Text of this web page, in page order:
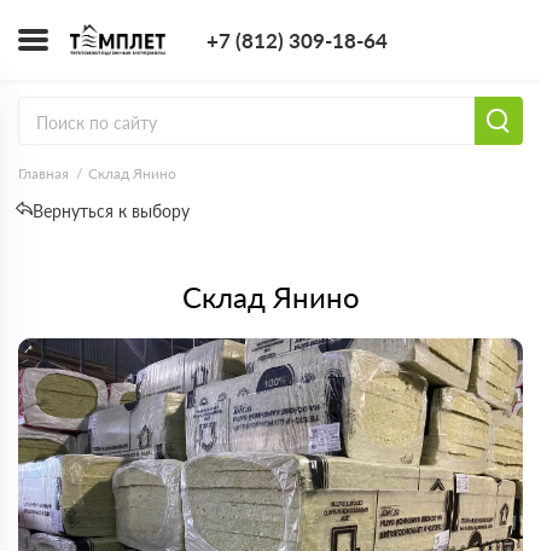
+7 (812) 309-18-64
Главная Склад Янино
Вернуться к выбору
Склад Янино